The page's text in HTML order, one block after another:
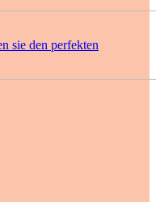
sie den perfekten